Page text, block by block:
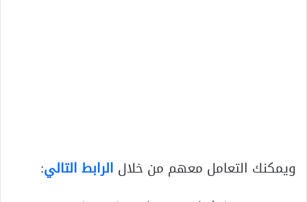
ويمكنك التعامل معهم من خلال الرابط التالي: